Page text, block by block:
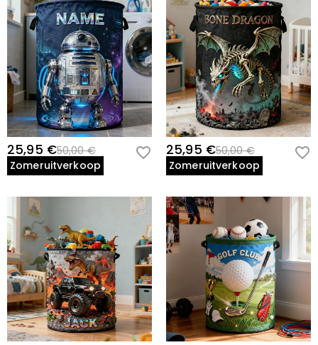
25,95 €50,00 €
Zomeruitverkoop
25,95 €50,00 €
Zomeruitverkoop